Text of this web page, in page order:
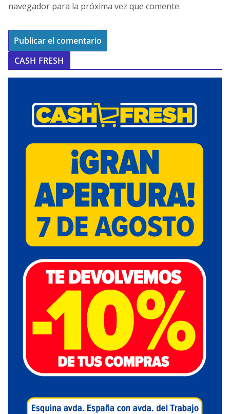
navegador para la próxima vez que comente.
CASH FRESH